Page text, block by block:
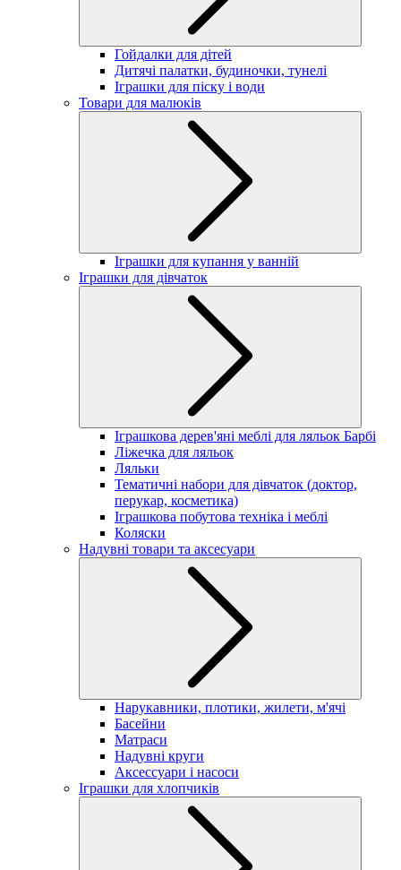
Гойдалки для дітей
Дитячі палатки, будиночки, тунелі
Іграшки для піску і води
Товари для малюків
Іграшки для купання у ванній
Іграшки для дівчаток
Іграшкова дерев'яні меблі для ляльок Барбі
Ліжечка для ляльок
Ляльки
Тематичні набори для дівчаток (доктор,
перукар, косметика)
Іграшкова побутова техніка і меблі
Коляски
Надувні товари та аксесуари
Нарукавники, плотики, жилети, м'ячі
Басейни
Матраси
Надувні круги
Аксессуари і насоси
Іграшки для хлопчиків